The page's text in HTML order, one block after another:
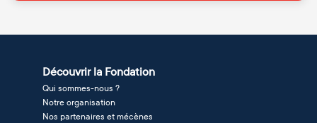
Découvrir la Fondation
Qui sommes-nous ?
Notre organisation
Nos partenaires et mécènes